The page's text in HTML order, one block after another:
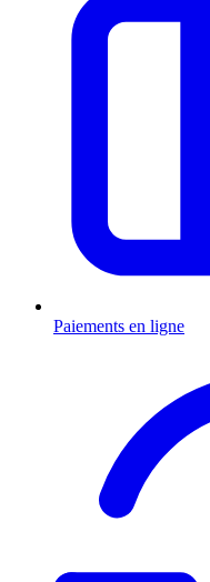
Paiements en ligne